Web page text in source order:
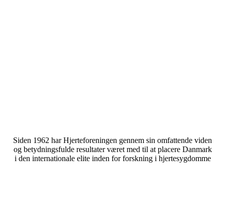
Siden 1962 har Hjerteforeningen gennem sin omfattende viden
og betydningsfulde resultater været med til at placere Danmark
i den internationale elite inden for forskning i hjertesygdomme